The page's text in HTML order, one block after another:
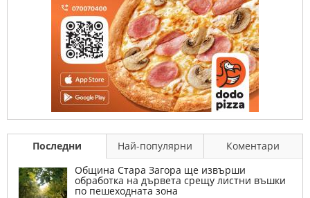
Последни Най-популярни
Коментари
Община Стара Загора ще извърши
обработка на дървета срещу листни въшки
по пешеходната зона